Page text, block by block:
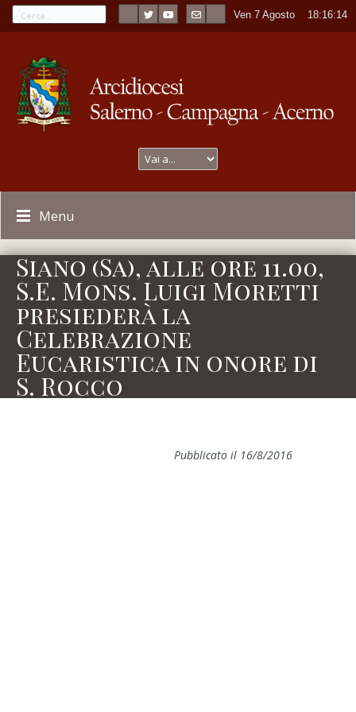
Ven 7 Agosto 18:16:14
Menu
Siano (Sa), alle ore 11.00,
S.E. Mons. Luigi Moretti
presiederà la
Celebrazione
Eucaristica in onore di
S. Rocco
Pubblicato il 16/8/2016